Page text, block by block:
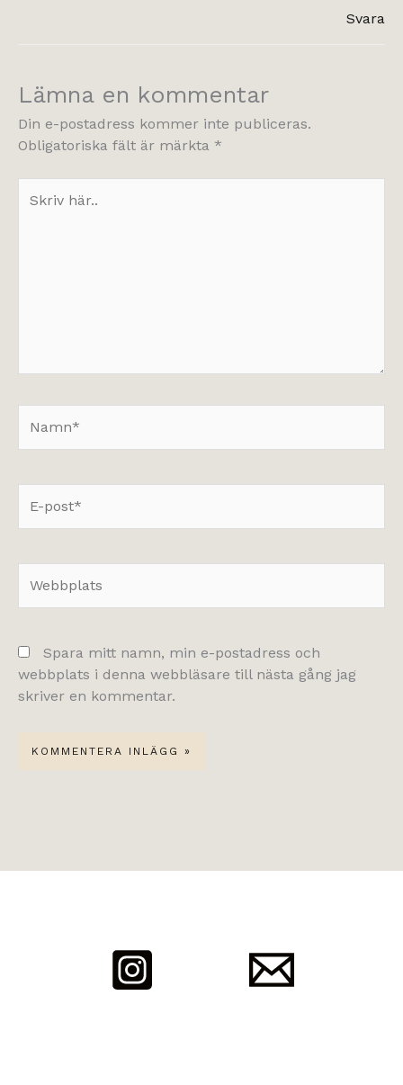
Svara
Lämna en kommentar
Din e-postadress kommer inte publiceras.
Obligatoriska fält är märkta *
här..
post*
Spara mitt namn, min e-postadress och
webbplats i denna webbläsare till nästa gång jag
skriver en kommentar.